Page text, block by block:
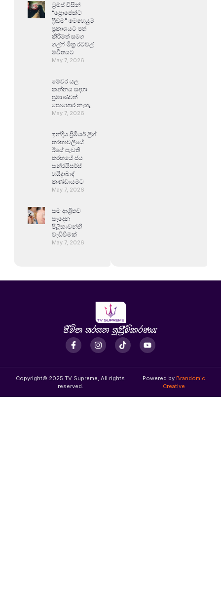
ට්‍රම්ප් විසින්
“ප්‍රොජෙක්ට්
ෆ්‍රීඩම්” මෙහෙයුම
ප්‍රකාශයට පත්
කිරීමත් සමග
ගල්ෆ් මිත්‍ර රටවල්
මවිතයට
May 7, 2026
මෙවර යල
කන්නය සඳහා
ප්‍රමාණවත්
පොහොර නැහැ
May 7, 2026
ඉන්දීය ප්‍රිමියර් ලීග්
තරඟාවලියේ
ඊයේ පැවති
තරඟයේ ජය
සන්රයිසර්ස්
හයිද්‍රාබාද්
කණ්ඩායමට
May 7, 2026
සම ආශ්‍රිතව
සෑදෙන
පිළිකාවන්හි
වැඩිවීමක්
May 7, 2026
Copyright© 2025 TV Supreme, All rights
reserved.
Powered by Brandomic
Creative